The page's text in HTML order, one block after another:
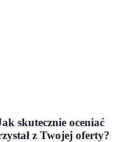
skutecznie oceniać
z Twojej oferty?